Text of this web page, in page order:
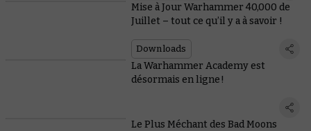
Mise à Jour Warhammer 40,000 de
Juillet – tout ce qu’il y a à savoir !
Downloads
La Warhammer Academy est
désormais en ligne !
Le Plus Méchant des Bad Moons